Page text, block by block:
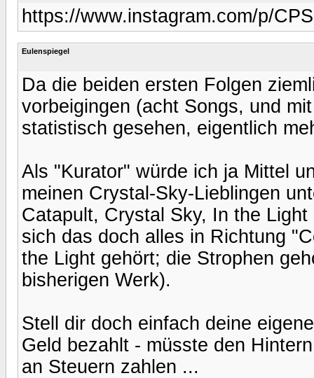
https://www.instagram.com/p/
Eulenspiegel
Da die beiden ersten Folgen
vorbeigingen (acht Songs, und
statistisch gesehen, eigentlich
Als "Kurator" würde ich ja Mittel
meinen Crystal-Sky-Lieblingen
Catapult, Crystal Sky, In the
sich das doch alles in Richtung
the Light gehört; die Strophen
bisherigen Werk).
Stell dir doch einfach deine
Geld bezahlt - müsste den
an Steuern zahlen ...